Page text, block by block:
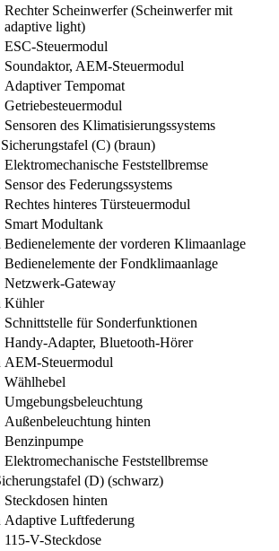
Rechter Scheinwerfer (Scheinwerfer mit
adaptive light)
ESC-Steuermodul
Soundaktor, AEM-Steuermodul
Adaptiver Tempomat
Getriebesteuermodul
Sensoren des Klimatisierungssystems
Sicherungstafel (C) (braun)
Elektromechanische Feststellbremse
Sensor des Federungssystems
Rechtes hinteres Türsteuermodul
Smart Modultank
Bedienelemente der vorderen Klimaanlage
Bedienelemente der Fondklimaanlage
Netzwerk-Gateway
Kühler
Schnittstelle für Sonderfunktionen
Handy-Adapter, Bluetooth-Hörer
AEM-Steuermodul
Wählhebel
Umgebungsbeleuchtung
Außenbeleuchtung hinten
Benzinpumpe
Elektromechanische Feststellbremse
(D) (schwarz)
Steckdosen hinten
Adaptive Luftfederung
115-V-Steckdose